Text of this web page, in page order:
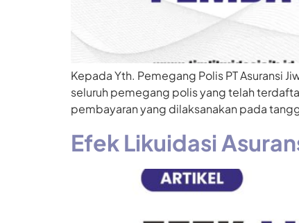
Kepada Yth. Pemegang Polis PT Asuransi
seluruh pemegang polis yang telah
pembayaran yang dilaksanakan pada
Efek Likuidasi